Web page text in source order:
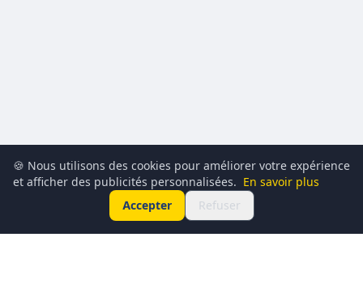
🍪 Nous utilisons des cookies pour améliorer votre expérience
et afficher des publicités personnalisées. En savoir plus
Accepter
Refuser